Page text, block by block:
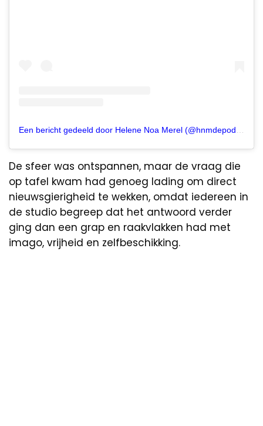
De sfeer was ontspannen, maar de vraag die
op tafel kwam had genoeg lading om direct
nieuwsgierigheid te wekken, omdat iedereen in
de studio begreep dat het antwoord verder
ging dan een grap en raakvlakken had met
imago, vrijheid en zelfbeschikking.